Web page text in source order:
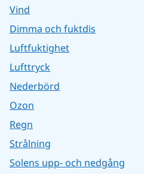
Vind
Dimma och fuktdis
Luftfuktighet
Lufttryck
Nederbörd
Ozon
Regn
Strålning
Solens upp- och nedgång